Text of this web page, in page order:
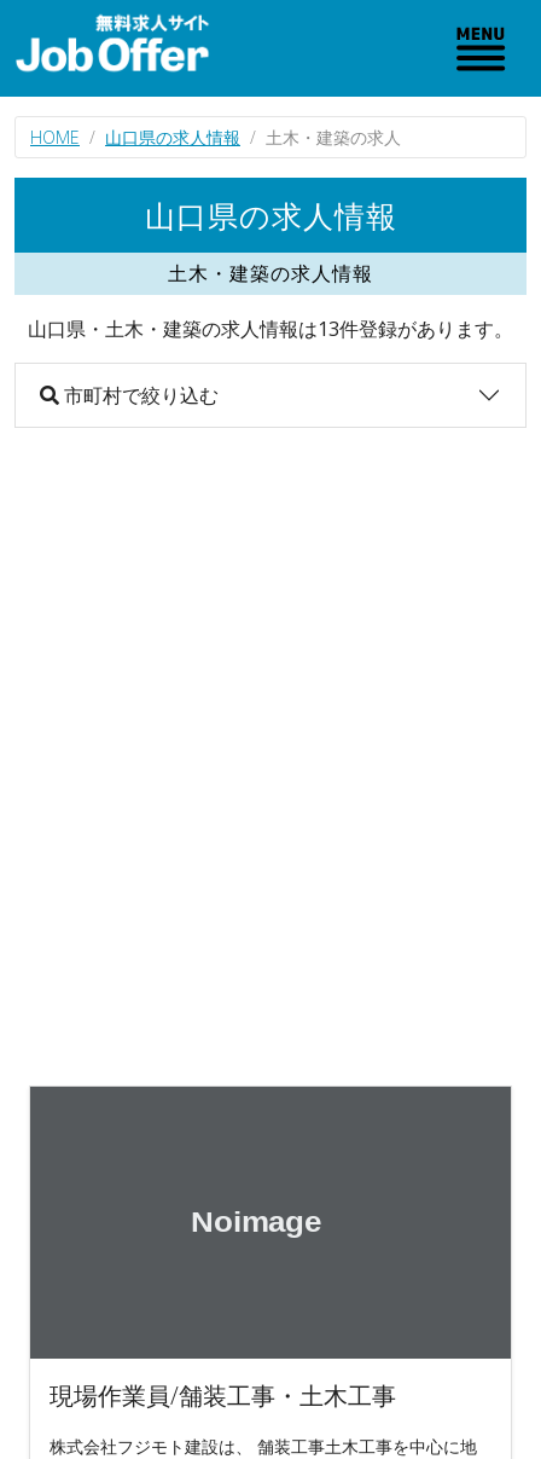
HOME 山口県の求人情報 土木・建築の求人
山口県の求人情報
土木・建築の求人情報
山口県・土木・建築の求人情報は13件登録があります。
市町村で絞り込む
現場作業員/舗装工事・土木工事
株式会社フジモト建設は、 舗装工事土木工事を中心に地